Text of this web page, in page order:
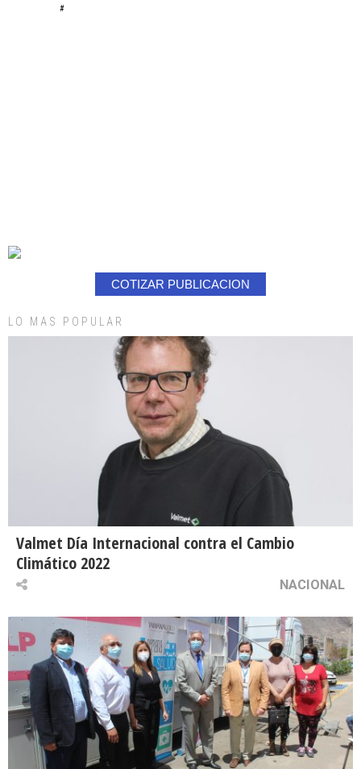
#
COTIZAR PUBLICACION
LO MAS POPULAR
Valmet Día Internacional contra el Cambio
Climático 2022
NACIONAL